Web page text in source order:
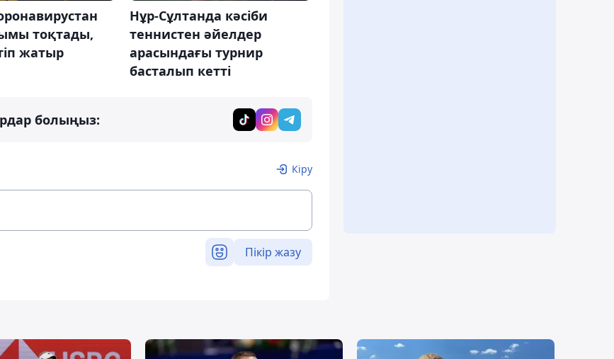
тоқтады,
жатыр
Нұр-Сұлтанда кәсіби
теннистен әйелдер
арасындағы турнир
басталып кетті
болыңыз:
Кіру
Пікір жазу